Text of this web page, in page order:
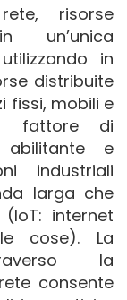
risorse
un’unica
in
distribuite
fissi, mobili e
fattore di
abilitante e
industriali
larga che
internet
cose). La
la
consente